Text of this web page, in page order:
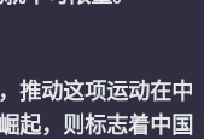
推动这项运动在中
起，则标志着中国